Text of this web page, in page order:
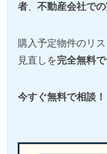
者
不動産会社で
購入予定物件のリ
見直しを完全無料
今すぐ無料で相談